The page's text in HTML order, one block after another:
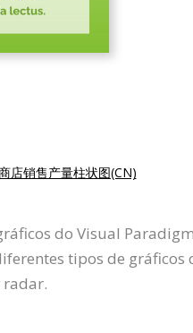
店销售产量柱状图(CN)
do Visual
tipos de gráficos
radar.